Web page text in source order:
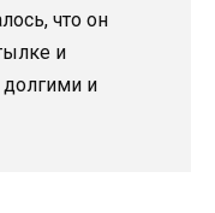
что он
и
и